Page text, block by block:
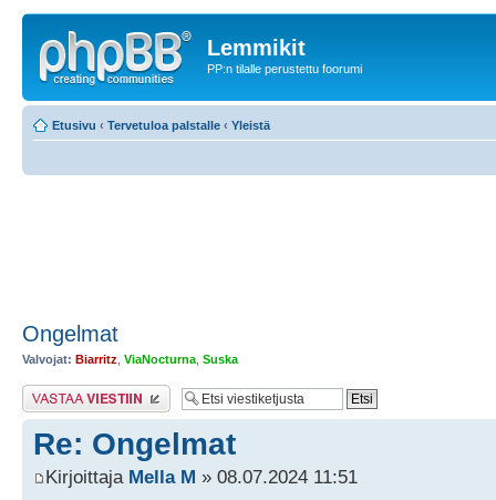
Lemmikit
PP:n tilalle perustettu foorumi
Etusivu ‹ Tervetuloa palstalle ‹ Yleistä
Ongelmat
Valvojat: Biarritz ViaNocturna Suska
Lähetä vastaus
Re: Ongelmat
Kirjoittaja Mella M » 08.07.2024 11:51